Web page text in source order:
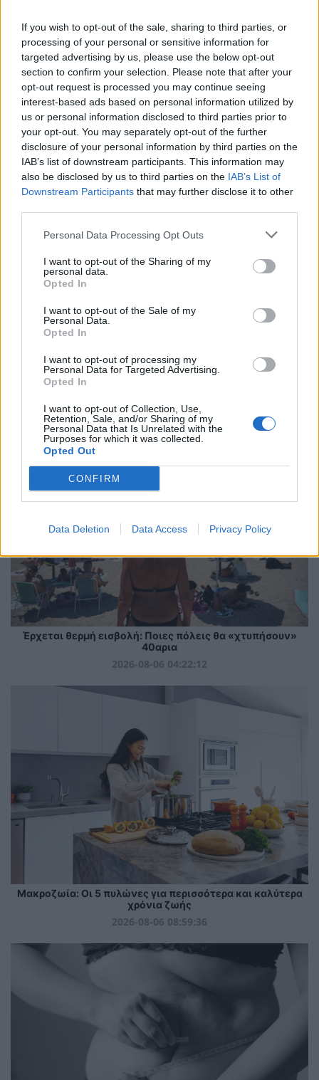
If you wish to opt-out of the sale, sharing to third parties, or
processing of your personal or sensitive information for
targeted advertising by us, please use the below opt-out
section to confirm your selection. Please note that after your
opt-out request is processed you may continue seeing
interest-based ads based on personal information utilized by
us or personal information disclosed to third parties prior to
your opt-out. You may separately opt-out of the further
disclosure of your personal information by third parties on the
IAB’s list of downstream participants. This information may
also be disclosed by us to third parties on the IAB’s List of
Downstream Participants that may further disclose it to other
Personal Data Processing Opt Outs
I want to opt-out of the Sharing of my
personal data.
Opted In
I want to opt-out of the Sale of my
Personal Data.
Opted In
I want to opt-out of processing my
Personal Data for Targeted Advertising.
Opted In
I want to opt-out of Collection, Use,
Retention, Sale, and/or Sharing of my
Personal Data that Is Unrelated with the
Purposes for which it was collected.
Opted Out
CONFIRM
Data Deletion Data Access Privacy Policy
16 Μαϊος 2022
ΕΙΔΗΣΕΙΣ ΑΠΟΚΛΕΙΣΤΙΚΑ ΣΤΟ
Ασταμάτητο το κύμα μαζικής φυγής στη σύνταξη - 129.298
νέες αιτήσεις υπό το φόβο για τα νέα όρια ηλικίας
2026-08-06 08:50:27
Έρχεται θερμή εισβολή: Ποιες πόλεις θα «χτυπήσουν»
40αρια
2026-08-06 04:22:12
Mακροζωία: Οι 5 πυλώνες για περισσότερα και καλύτερα
χρόνια ζωής
2026-08-06 08:59:36